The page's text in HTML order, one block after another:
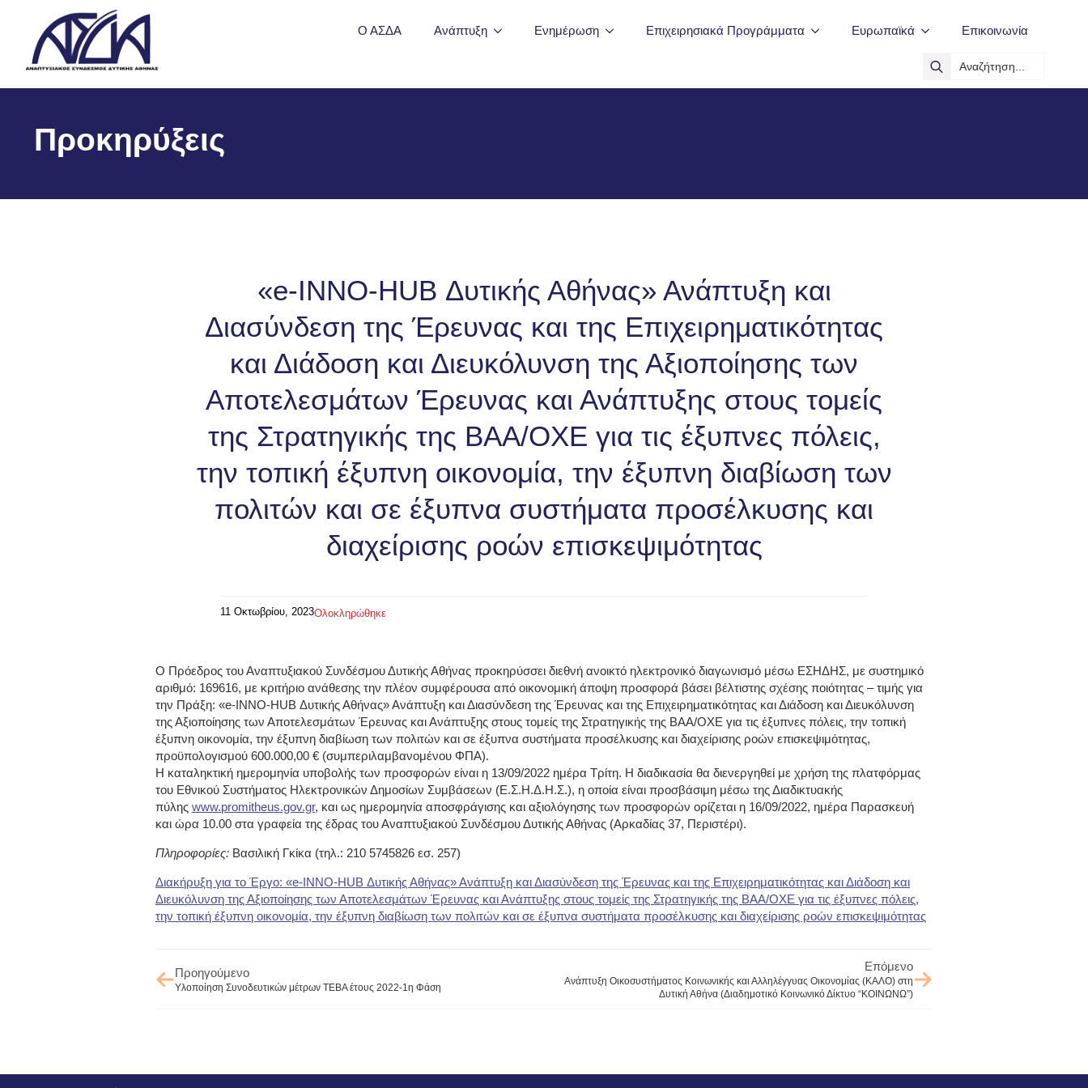
Ο ΑΣΔΑ Ανάπτυξη Ενημέρωση Επιχειρησιακά Προγράμματα Ευρωπαϊκά Επικοινωνία
Search
Προκηρύξεις
«e-INNO-HUB Δυτικής Αθήνας» Ανάπτυξη και
Διασύνδεση της Έρευνας και της Επιχειρηματικότητας
και Διάδοση και Διευκόλυνση της Αξιοποίησης των
Αποτελεσμάτων Έρευνας και Ανάπτυξης στους τομείς
της Στρατηγικής της ΒΑΑ/ΟΧΕ για τις έξυπνες πόλεις,
την τοπική έξυπνη οικονομία, την έξυπνη διαβίωση των
πολιτών και σε έξυπνα συστήματα προσέλκυσης και
διαχείρισης ροών επισκεψιμότητας
11 Οκτωβρίου, 2023Ολοκληρώθηκε
Ο Πρόεδρος του Αναπτυξιακού Συνδέσμου Δυτικής Αθήνας προκηρύσσει διεθνή ανοικτό ηλεκτρονικό διαγωνισμό μέσω ΕΣΗΔΗΣ, με συστημικό
αριθμό: 169616, με κριτήριο ανάθεσης την πλέον συμφέρουσα από οικονομική άποψη προσφορά βάσει βέλτιστης σχέσης ποιότητας – τιμής για
την Πράξη: «e-INNO-HUB Δυτικής Αθήνας» Ανάπτυξη και Διασύνδεση της Έρευνας και της Επιχειρηματικότητας και Διάδοση και Διευκόλυνση
της Αξιοποίησης των Αποτελεσμάτων Έρευνας και Ανάπτυξης στους τομείς της Στρατηγικής της ΒΑΑ/ΟΧΕ για τις έξυπνες πόλεις, την τοπική
έξυπνη οικονομία, την έξυπνη διαβίωση των πολιτών και σε έξυπνα συστήματα προσέλκυσης και διαχείρισης ροών επισκεψιμότητας,
προϋπολογισμού 600.000,00 € (συμπεριλαμβανομένου ΦΠΑ).
Η καταληκτική ημερομηνία υποβολής των προσφορών είναι η 13/09/2022 ημέρα Τρίτη. Η διαδικασία θα διενεργηθεί με χρήση της πλατφόρμας
του Εθνικού Συστήματος Ηλεκτρονικών Δημοσίων Συμβάσεων (Ε.Σ.Η.Δ.Η.Σ.), η οποία είναι προσβάσιμη μέσω της Διαδικτυακής
πύλης www.promitheus.gov.gr, και ως ημερομηνία αποσφράγισης και αξιολόγησης των προσφορών ορίζεται η 16/09/2022, ημέρα Παρασκευή
και ώρα 10.00 στα γραφεία της έδρας του Αναπτυξιακού Συνδέσμου Δυτικής Αθήνας (Αρκαδίας 37, Περιστέρι).
Πληροφορίες: Βασιλική Γκίκα (τηλ.: 210 5745826 εσ. 257)
Διακήρυξη για το Έργο: «e-INNO-HUB Δυτικής Αθήνας» Ανάπτυξη και Διασύνδεση της Έρευνας και της Επιχειρηματικότητας και Διάδοση και
Διευκόλυνση της Αξιοποίησης των Αποτελεσμάτων Έρευνας και Ανάπτυξης στους τομείς της Στρατηγικής της ΒΑΑ/ΟΧΕ για τις έξυπνες πόλεις,
την τοπική έξυπνη οικονομία, την έξυπνη διαβίωση των πολιτών και σε έξυπνα συστήματα προσέλκυσης και διαχείρισης ροών επισκεψιμότητας
Προηγούμενο
Υλοποίηση Συνοδευτικών μέτρων ΤΕΒΑ έτους 2022-1η Φάση
Επόμενο
Ανάπτυξη Οικοσυστήματος Κοινωνικής και Αλληλέγγυας Οικονομίας (ΚΑΛΟ) στη
Δυτική Αθήνα (Διαδημοτικό Κοινωνικό Δίκτυο “ΚΟΙΝΩΝΩ”)